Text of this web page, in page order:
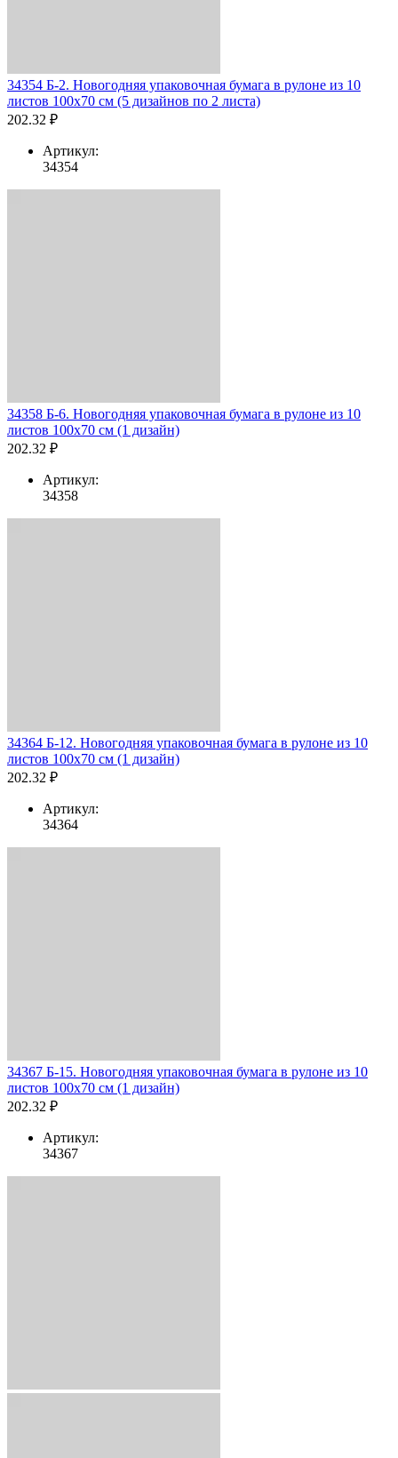
34354 Б-2. Новогодняя упаковочная бумага в рулоне из 10
листов 100х70 см (5 дизайнов по 2 листа)
202.32 ₽
Артикул:
34354
34358 Б-6. Новогодняя упаковочная бумага в рулоне из 10
листов 100х70 см (1 дизайн)
202.32 ₽
Артикул:
34358
34364 Б-12. Новогодняя упаковочная бумага в рулоне из 10
листов 100х70 см (1 дизайн)
202.32 ₽
Артикул:
34364
34367 Б-15. Новогодняя упаковочная бумага в рулоне из 10
листов 100х70 см (1 дизайн)
202.32 ₽
Артикул:
34367